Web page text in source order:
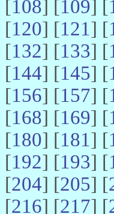
[108] [109] [
[120] [121] [
[132] [133] [
[144] [145] [
[156] [157] [
[168] [169] [
[180] [181] [
[192] [193] [
[204] [205] [
[216] [217] [